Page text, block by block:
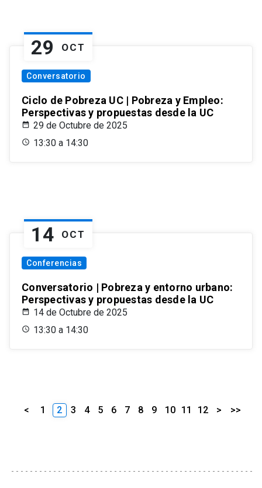
29 OCT
Conversatorio
Ciclo de Pobreza UC | Pobreza y Empleo:
Perspectivas y propuestas desde la UC
29 de Octubre de 2025
13:30 a 14:30
14 OCT
Conferencias
Conversatorio | Pobreza y entorno urbano:
Perspectivas y propuestas desde la UC
14 de Octubre de 2025
13:30 a 14:30
< 1 2 3 4 5 6 7 8 9 10 11 12 > >>